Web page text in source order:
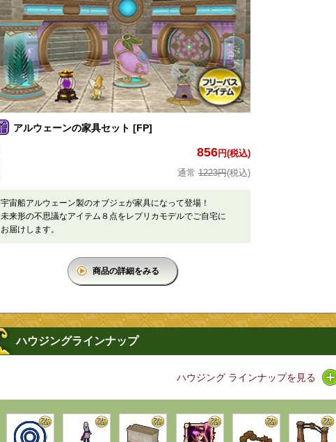
アルウェーンの家具セット [FP]
856円(税込)
1223円(税込)
宇宙船アルウェーン製のオブジェが家具になって登場！
未来形の不思議なアイテム８点をレプリカモデルでご自宅に
お届けします。
商品の詳細をみる
ハウジングラインナップ
ハウジング ラインナップを見る